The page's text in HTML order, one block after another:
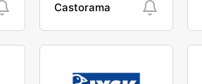
Castorama